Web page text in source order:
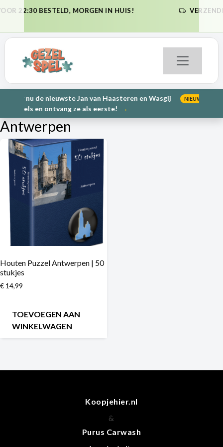
MORGEN IN HUIS!
VERZENDKOSTEN NL
VORIGE
Jan van Haasteren en Wasgij
ze als eerste! →
NIEUW
PRE-ORDER:
Antwerpen
Houten Puzzel Antwerpen | 50
stukjes
€ 14,99
TOEVOEGEN AAN
WINKELWAGEN
Koopjehier.nl
&
Purus Carwash